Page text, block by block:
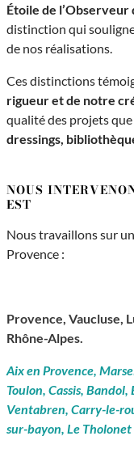
Étoile de
distinction qui
de nos réalisations.
Ces distinctions
rigueur et de notre
qualité des projets que
dressings,
NOUS
EST
Nous travaillons sur
Provence :
Provence, Vaucluse,
Rhône-Alpes.
Aix en Provence,
Toulon, Cassis,
Ventabren, Carry-le-
sur-bayon, Le Tholonet